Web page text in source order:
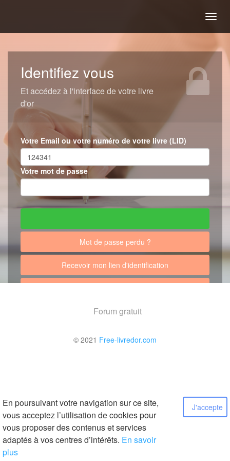
En poursuivant votre navigation sur ce site,
vous acceptez l’utilisation de cookies pour
vous proposer des contenus et services
adaptés à vos centres d’intérêts. En savoir
plus
J'accepte
Identifiez vous
Et accédez à l'interface de votre livre
d'or
Votre Email ou votre numéro de votre livre (LID)
Votre mot de passe
Mot de passe perdu ?
Recevoir mon lien d'identification
Forum gratuit
© 2021 Free-livredor.com